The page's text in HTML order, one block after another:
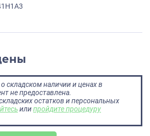
складском наличии и ценах в
не предоставлена.
остатков и персональных
илипройдите процедуру